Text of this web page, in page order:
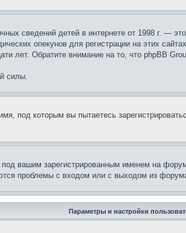
сведений детей в интернете от 1998 г. —
опекунов для регистрации на этих
лет. Обратите внимание на то, что phpBB
силы.
под которым вы пытаетесь
вашим зарегистрированным именем на
проблемы с входом или с выходом из
Параметры и настройки